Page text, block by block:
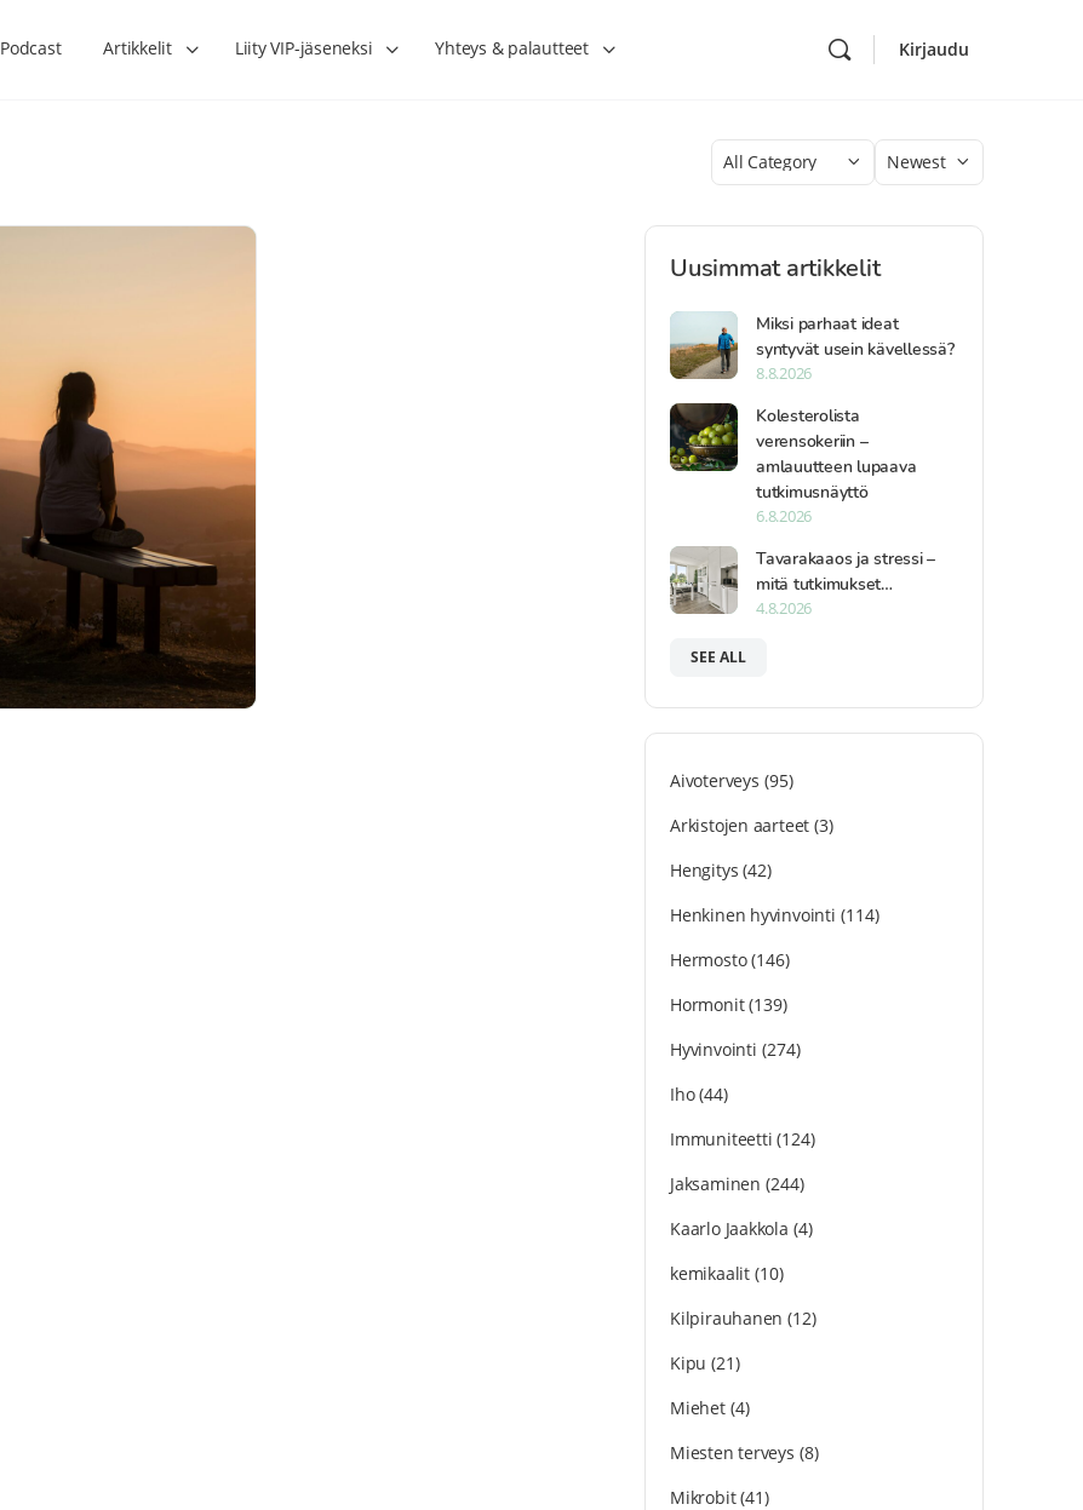
Podcast Artikkelit Liity VIP-jäseneksi Yhteys & palautteet Kirjaudu
Category
Sort
Uusimmat artikkelit
Miksi parhaat ideat
syntyvät usein kävellessä?
8.8.2026
Kolesterolista
verensokeriin –
amlauutteen lupaava
tutkimusnäyttö
6.8.2026
Tavarakaaos ja stressi –
mitä tutkimukset…
4.8.2026
SEE ALL
Aivoterveys (95)
Arkistojen aarteet (3)
Hengitys (42)
Henkinen hyvinvointi (114)
Hermosto(146)
Hormonit(139)
Hyvinvointi (274)
Iho(44)
Immuniteetti (124)
Jaksaminen (244)
Kaarlo Jaakkola (4)
kemikaalit(10)
Kilpirauhanen (12)
Kipu (21)
Miehet(4)
Miesten terveys (8)
Mikrobit(41)